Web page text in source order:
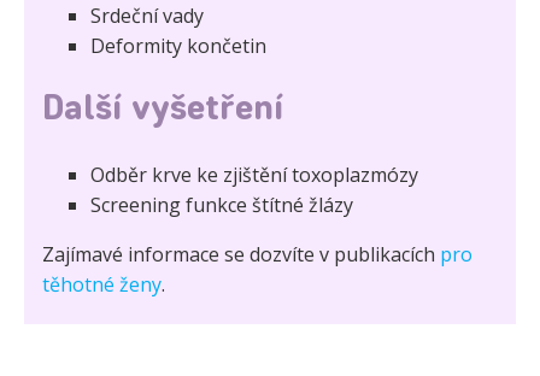
Srdeční vady
Deformity končetin
Další vyšetření
Odběr krve ke zjištění toxoplazmózy
Screening funkce štítné žlázy
Zajímavé informace se dozvíte v publikacích pro
těhotné ženy.